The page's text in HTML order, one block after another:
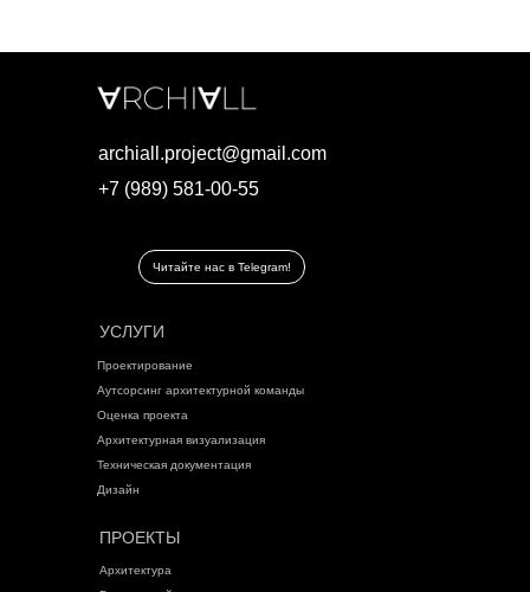
archiall.project@gmail.com
УСЛУГИ
ПРОЕКТЫ
Проектирование
Аутсорсинг архитектурной команды
Оценка проекта
Архитектурная визуализация
Техническая документация
Дизайн
Архитектура
+7 (989) 581-00-55
Читайте нас в Telegram!